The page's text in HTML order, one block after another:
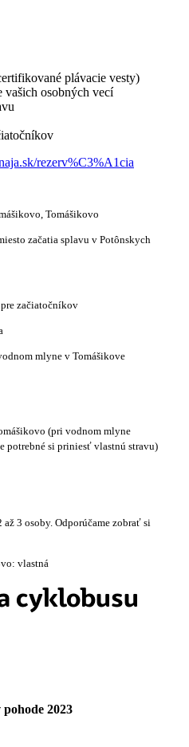
plávacie vesty)
vašich osobných vecí
rezerv%C3%A1cia
Tomášikovo
začatia splavu v Potônskych
začiatočníkov
mlyne v Tomášikove
(pri vodnom mlyne
potrebné si priniesť vlastnú stravu)
3 osoby. Odporúčame zobrať si
vlastná
cyklobusu
pohode 2023